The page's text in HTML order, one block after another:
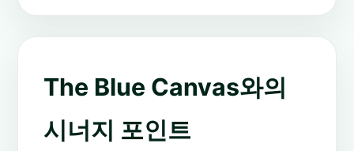
The Blue Canvas와의
시너지 포인트